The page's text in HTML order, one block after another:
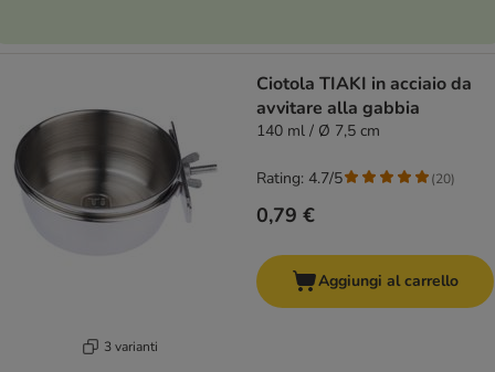
3 varianti
Ciotola TIAKI in acciaio da
avvitare alla gabbia
140 ml / Ø 7,5 cm
0,79 €
Rating: 4.7/5 (20)
Aggiungi al carrello